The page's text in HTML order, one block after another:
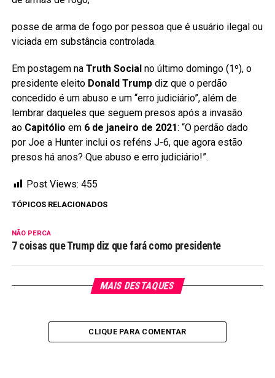
posse de arma de fogo por pessoa que é usuário ilegal ou
viciada em substância controlada.
Em postagem na Truth Socialno último domingo (1º), o
presidente eleito Donald Trump diz que o perdão
concedido é um abuso e um “erro judiciário”, além de
lembrar daqueles que seguem presos após a invasão
ao Capitólio em 6 de janeiro de 2021: “O perdão dado
por Joe a Hunter inclui os reféns J-6, que agora estão
presos há anos? Que abuso e erro judiciário!”.
Post Views: 455
TÓPICOS RELACIONADOS
NÃO PERCA
7 coisas que Trump diz que fará como presidente
MAIS DESTAQUES
CLIQUE PARA COMENTAR